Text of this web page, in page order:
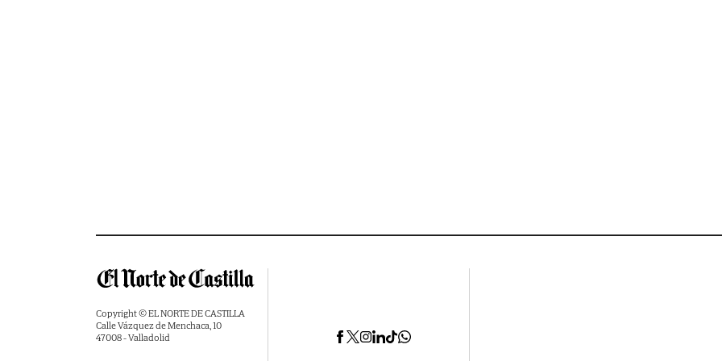
Copyright © EL NORTE DE CASTILLA
Calle Vázquez de Menchaca, 10
47008 - Valladolid